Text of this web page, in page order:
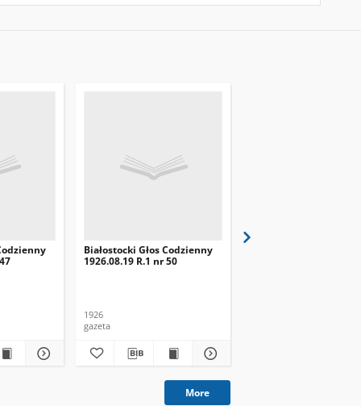
Białostocki Głos Codzienny
1926.08.19 R.1 nr 50
1926
gazeta
More